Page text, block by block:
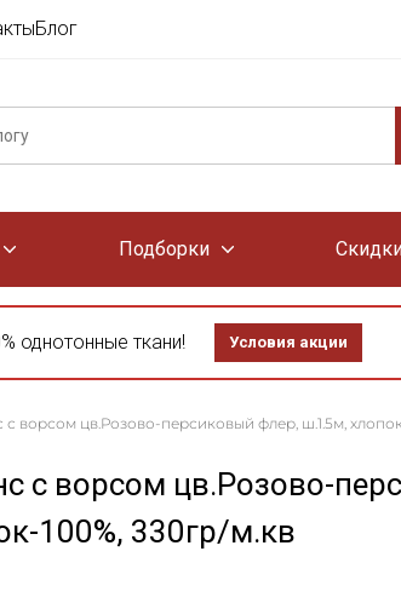
Блог
Подборки
однотонные ткани! Условия акции
ворсом цв.Розово-персиковый флер, ш.1.5м,
с ворсом цв.Розово-
100%, 330гр/м.кв